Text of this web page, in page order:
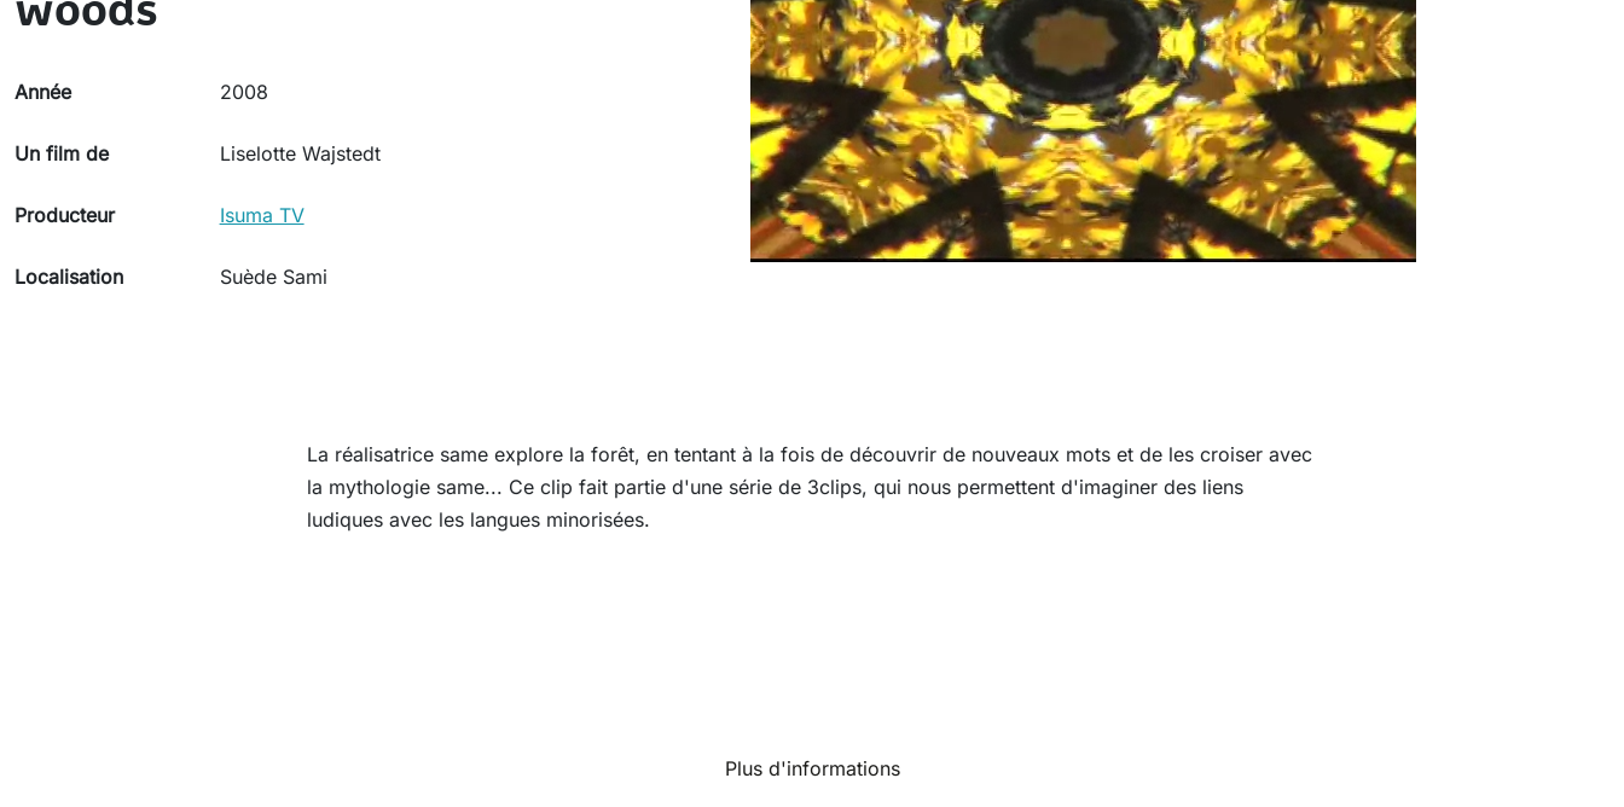
Année 2008
Un film de Liselotte Wajstedt
Producteur Isuma TV
Localisation Suède Sami
La réalisatrice same explore la forêt, en tentant à la fois de découvrir de nouveaux mots et de les croiser avec
la mythologie same... Ce clip fait partie d'une série de 3clips, qui nous permettent d'imaginer des liens
ludiques avec les langues minorisées.
Plus d'informations